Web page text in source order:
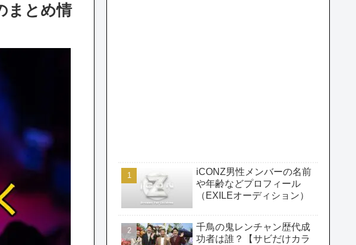
まとめ情
iCONZ男性メンバーの名前
や年齢などプロフィール
（EXILEオーディション）
千鳥の鬼レンチャン歴代成
功者は誰？【サビだけカラ